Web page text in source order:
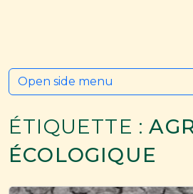
ÉTIQUETTE :
ÉCOLOGIQUE
Open side menu